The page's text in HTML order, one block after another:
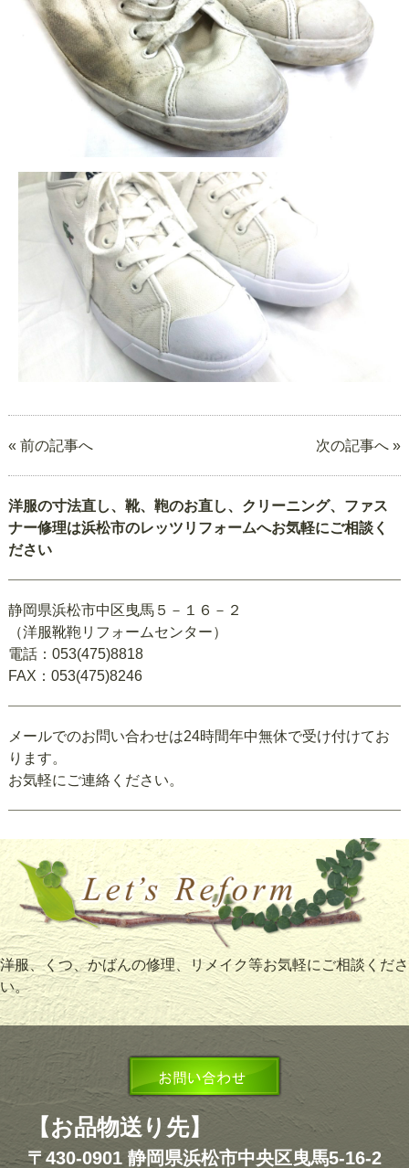
« 前の記事へ 次の記事へ »
洋服の寸法直し、靴、鞄のお直し、クリーニング、ファス
ナー修理は浜松市のレッツリフォームへお気軽にご相談く
ださい
静岡県浜松市中区曳馬５－１６－２
（洋服靴鞄リフォームセンター）
電話：053(475)8818
FAX：053(475)8246
メールでのお問い合わせは24時間年中無休で受け付けてお
ります。
お気軽にご連絡ください。
洋服、くつ、かばんの修理、リメイク等お気軽にご相談くださ
い。
【お品物送り先】
〒430-0901 静岡県浜松市中央区曳馬5-16-2